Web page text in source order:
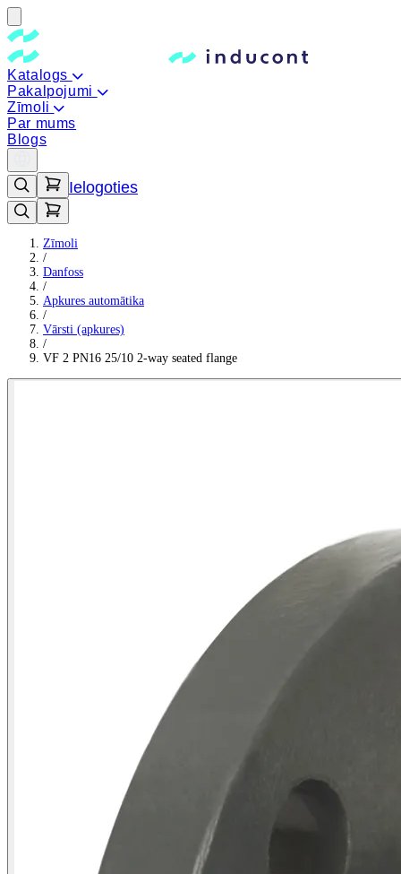
Katalogs
Pakalpojumi
Zīmoli
Par mums
Blogs
Ielogoties
Zīmoli
/
Danfoss
/
Apkures automātika
/
Vārsti (apkures)
/
VF 2 PN16 25/10 2-way seated flange